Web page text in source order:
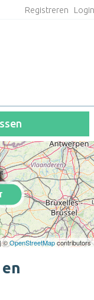
Registreren
©OpenStreetMapcontributors